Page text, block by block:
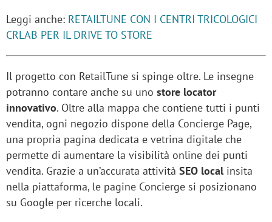
Leggi anche: RETAILTUNE CON I CENTRI TRICOLOGICI
CRLAB PER IL DRIVE TO STORE
Il progetto con RetailTune si spinge oltre. Le insegne
potranno contare anche su uno store locator
innovativo. Oltre alla mappa che contiene tutti i punti
vendita, ogni negozio dispone della Concierge Page,
una propria pagina dedicata e vetrina digitale che
permette di aumentare la visibilità online dei punti
vendita. Grazie a un’accurata attività SEO local insita
nella piattaforma, le pagine Concierge si posizionano
su Google per ricerche locali.